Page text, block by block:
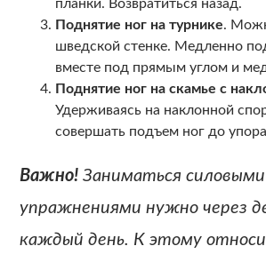
планки. Возвратиться назад.
Поднятие ног на турнике.
шведской стенке. Медленно
вместе под прямым углом и
Поднятие ног на скамье с
Удерживаясь на наклонной
совершать подъем ног до
Важно! Заниматься силовыми
упражнениями нужно через
каждый день. К этому